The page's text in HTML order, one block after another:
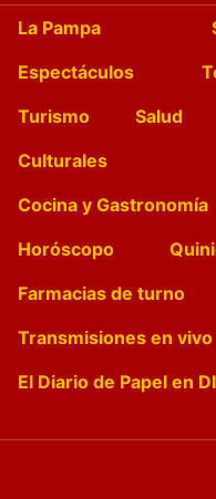
La Pampa
Espectáculos
Turismo
Salud
Culturales
Cocina y Gastronomía
Horóscopo
Farmacias de turno
Transmisiones en vivo
El Diario de Papel en